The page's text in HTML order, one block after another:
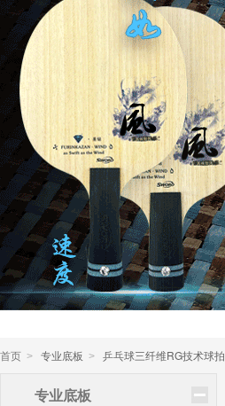
首页 > 专业底板 > 乒乓球三纤维RG技术球拍
专业底板